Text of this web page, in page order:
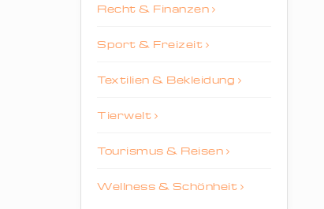
Recht & Finanzen
Sport & Freizeit
Textilien & Bekleidung
Tierwelt
Tourismus & Reisen
Wellness & Schönheit